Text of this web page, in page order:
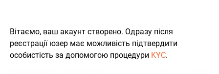
Вітаємо, ваш акаунт створено. Одразу після
реєстрації юзер має можливість підтвердити
особистість за допомогою процедури KYC.